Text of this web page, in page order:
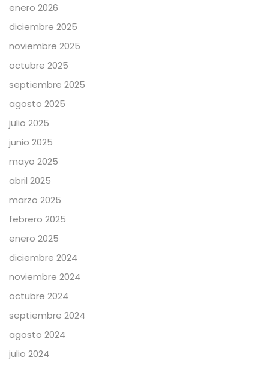
enero 2026
diciembre 2025
noviembre 2025
octubre 2025
septiembre 2025
agosto 2025
julio 2025
junio 2025
mayo 2025
abril 2025
marzo 2025
febrero 2025
enero 2025
diciembre 2024
noviembre 2024
octubre 2024
septiembre 2024
agosto 2024
julio 2024